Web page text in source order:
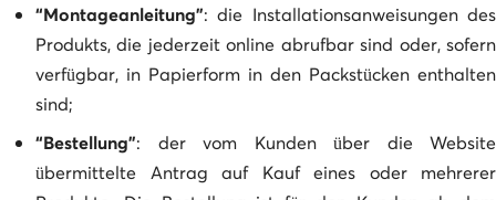
“Montageanleitung”: die Installationsanweisungen des
Produkts, die jederzeit online abrufbar sind oder, sofern
verfügbar, in Papierform in den Packstücken enthalten
sind;
“Bestellung”: der vom Kunden über die Website
übermittelte Antrag auf Kauf eines oder mehrerer